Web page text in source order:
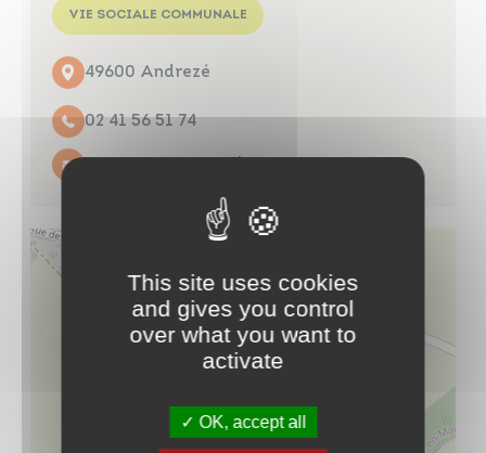
VIE SOCIALE COMMUNALE
49600 Andrezé
02 41 56 51 74
This site uses cookies
and gives you control
over what you want to
activate
OK, accept all